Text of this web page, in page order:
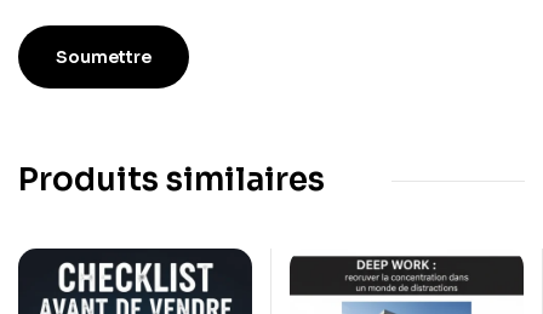
Produits similaires